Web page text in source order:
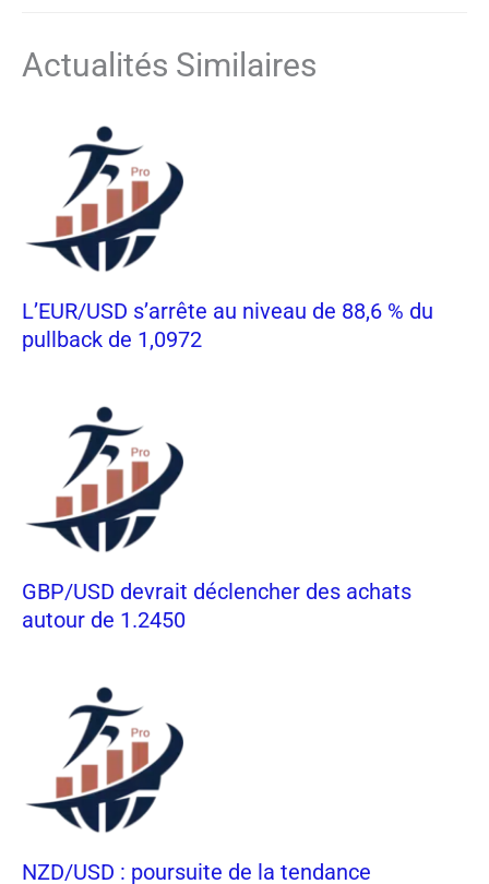
Actualités Similaires
L’EUR/USD s’arrête au niveau de 88,6 % du
pullback de 1,0972
GBP/USD devrait déclencher des achats
autour de 1.2450
NZD/USD : poursuite de la tendance